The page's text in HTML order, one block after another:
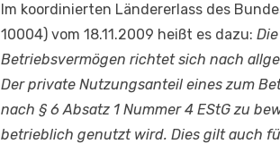
Im koordinierten Ländererlass des
10004) vom 18.11.2009 heißt es dazu:
Betriebsvermögen richtet sich nach
Der private Nutzungsanteil eines zum
nach § 6 Absatz 1 Nummer 4 EStG zu
betrieblich genutzt wird. Dies gilt auch